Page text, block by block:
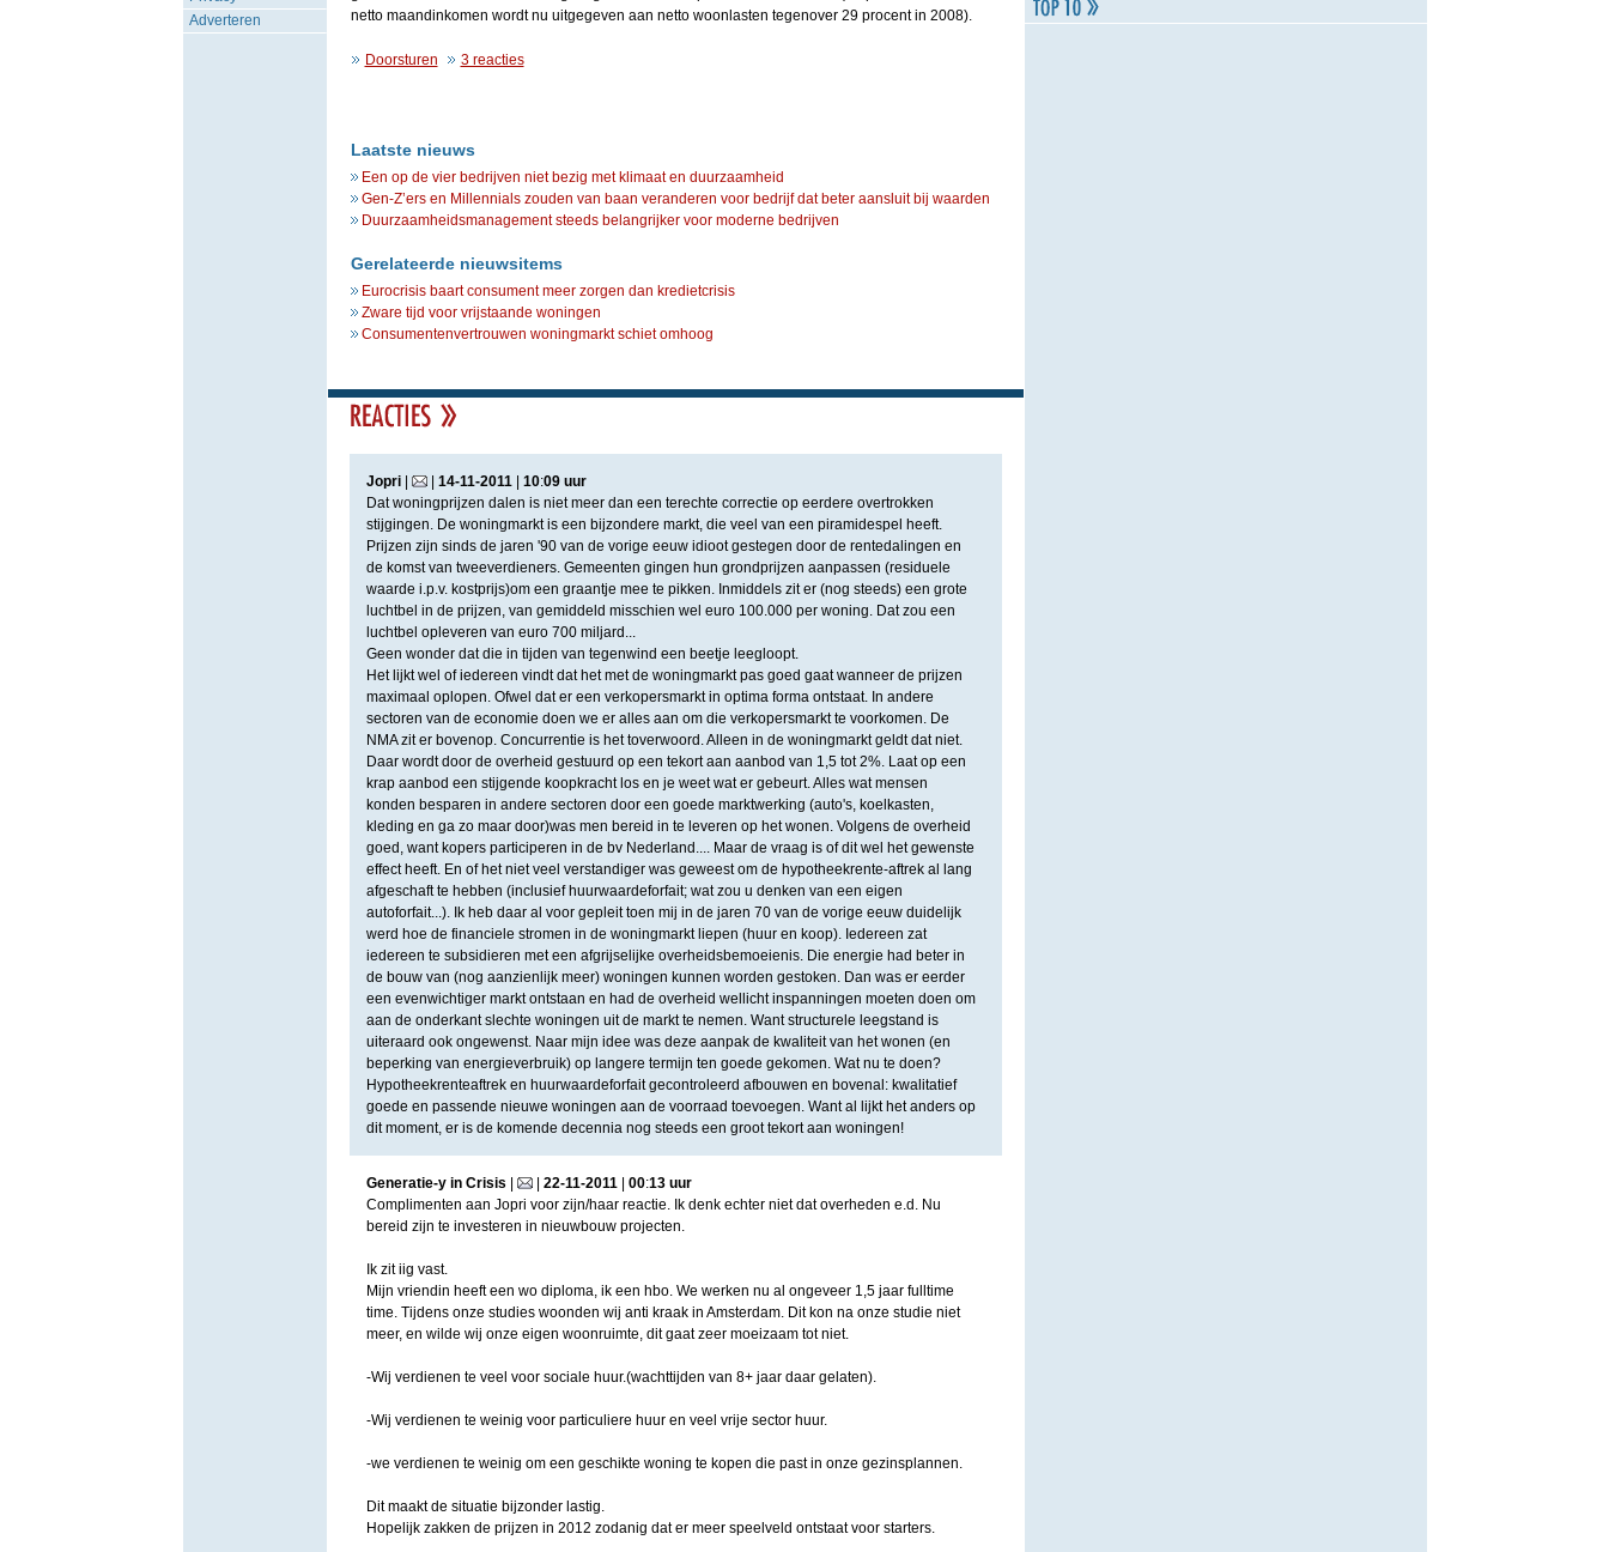
Adverteren
netto maandinkomen wordt nu uitgegeven aan netto woonlasten tegenover 29 procent in 2008).
Doorsturen 3 reacties
Laatste nieuws
Een op de vier bedrijven niet bezig met klimaat en duurzaamheid
Gen-Z’ers en Millennials zouden van baan veranderen voor bedrijf dat beter aansluit bij waarden
Duurzaamheidsmanagement steeds belangrijker voor moderne bedrijven
Gerelateerde nieuwsitems
Eurocrisis baart consument meer zorgen dan kredietcrisis
Zware tijd voor vrijstaande woningen
Consumentenvertrouwen woningmarkt schiet omhoog
Jopri| | 14-11-2011| 10:09 uur
Dat woningprijzen dalen is niet meer dan een terechte correctie op eerdere overtrokken
stijgingen. De woningmarkt is een bijzondere markt, die veel van een piramidespel heeft.
Prijzen zijn sinds de jaren '90 van de vorige eeuw idioot gestegen door de rentedalingen en
de komst van tweeverdieners. Gemeenten gingen hun grondprijzen aanpassen (residuele
waarde i.p.v. kostprijs)om een graantje mee te pikken. Inmiddels zit er (nog steeds) een grote
luchtbel in de prijzen, van gemiddeld misschien wel euro 100.000 per woning. Dat zou een
luchtbel opleveren van euro 700 miljard...
Geen wonder dat die in tijden van tegenwind een beetje leegloopt.
Het lijkt wel of iedereen vindt dat het met de woningmarkt pas goed gaat wanneer de prijzen
maximaal oplopen. Ofwel dat er een verkopersmarkt in optima forma ontstaat. In andere
sectoren van de economie doen we er alles aan om die verkopersmarkt te voorkomen. De
NMA zit er bovenop. Concurrentie is het toverwoord. Alleen in de woningmarkt geldt dat niet.
Daar wordt door de overheid gestuurd op een tekort aan aanbod van 1,5 tot 2%. Laat op een
krap aanbod een stijgende koopkracht los en je weet wat er gebeurt. Alles wat mensen
konden besparen in andere sectoren door een goede marktwerking (auto's, koelkasten,
kleding en ga zo maar door)was men bereid in te leveren op het wonen. Volgens de overheid
goed, want kopers participeren in de bv Nederland.... Maar de vraag is of dit wel het gewenste
effect heeft. En of het niet veel verstandiger was geweest om de hypotheekrente-aftrek al lang
afgeschaft te hebben (inclusief huurwaardeforfait; wat zou u denken van een eigen
autoforfait...). Ik heb daar al voor gepleit toen mij in de jaren 70 van de vorige eeuw duidelijk
werd hoe de financiele stromen in de woningmarkt liepen (huur en koop). Iedereen zat
iedereen te subsidieren met een afgrijselijke overheidsbemoeienis. Die energie had beter in
de bouw van (nog aanzienlijk meer) woningen kunnen worden gestoken. Dan was er eerder
een evenwichtiger markt ontstaan en had de overheid wellicht inspanningen moeten doen om
aan de onderkant slechte woningen uit de markt te nemen. Want structurele leegstand is
uiteraard ook ongewenst. Naar mijn idee was deze aanpak de kwaliteit van het wonen (en
beperking van energieverbruik) op langere termijn ten goede gekomen. Wat nu te doen?
Hypotheekrenteaftrek en huurwaardeforfait gecontroleerd afbouwen en bovenal: kwalitatief
goede en passende nieuwe woningen aan de voorraad toevoegen. Want al lijkt het anders op
dit moment, er is de komende decennia nog steeds een groot tekort aan woningen!
Generatie-y in Crisis | 22-11-2011| 00:13 uur
Complimenten aan Jopri voor zijn/haar reactie. Ik denk echter niet dat overheden e.d. Nu
bereid zijn te investeren in nieuwbouw projecten.
Ik zit iig vast.
Mijn vriendin heeft een wo diploma, ik een hbo. We werken nu al ongeveer 1,5 jaar fulltime
time. Tijdens onze studies woonden wij anti kraak in Amsterdam. Dit kon na onze studie niet
meer, en wilde wij onze eigen woonruimte, dit gaat zeer moeizaam tot niet.
-Wij verdienen te veel voor sociale huur.(wachttijden van 8+ jaar daar gelaten).
-Wij verdienen te weinig voor particuliere huur en veel vrije sector huur.
-we verdienen te weinig om een geschikte woning te kopen die past in onze gezinsplannen.
Dit maakt de situatie bijzonder lastig.
Hopelijk zakken de prijzen in 2012 zodanig dat er meer speelveld ontstaat voor starters.